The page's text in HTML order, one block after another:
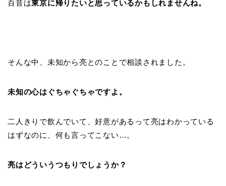
百音は東京に帰りたいと思っているかもしれませんね。
そんな中、未知から亮とのことで相談されました。
未知の心はぐちゃぐちゃですよ。
二人きりで飲んでいて、好意があるって亮はわかっている
はずなのに、何も言ってこない…。
亮はどういうつもりでしょうか？